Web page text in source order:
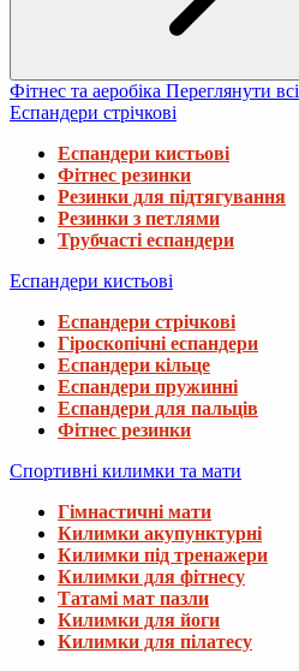
Фітнес та аеробіка Переглянути всі
Еспандери стрічкові
Еспандери кистьові
Фітнес резинки
Резинки для підтягування
Резинки з петлями
Трубчасті еспандери
Еспандери кистьові
Еспандери стрічкові
Гіроскопічні еспандери
Еспандери кільце
Еспандери пружинні
Еспандери для пальців
Фітнес резинки
Спортивні килимки та мати
Гімнастичні мати
Килимки акупунктурні
Килимки під тренажери
Килимки для фітнесу
Татамі мат пазли
Килимки для йоги
Килимки для пілатесу